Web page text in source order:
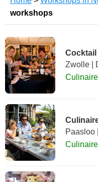
workshops
Zwolle |
Paasloo